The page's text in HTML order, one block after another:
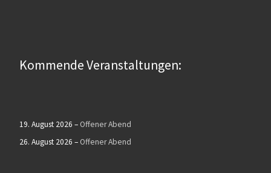
Kommende Veranstaltungen:
19. August 2026 – Offener Abend
26. August 2026 – Offener Abend